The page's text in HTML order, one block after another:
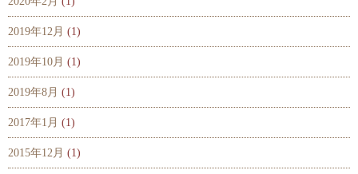
2019年12月 (1)
2019年10月 (1)
2019年8月 (1)
2017年1月 (1)
2015年12月 (1)